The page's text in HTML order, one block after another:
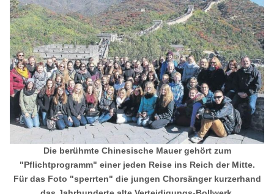
Die berühmte Chinesische Mauer gehört zum
"Pflichtprogramm" einer jeden Reise ins Reich der Mitte.
Für das Foto "sperrten" die jungen Chorsänger kurzerhand